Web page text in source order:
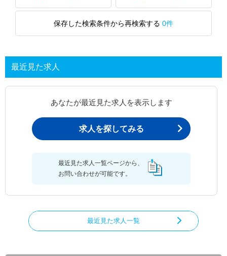
保存した検索条件から再検索する 0件
最近見た求人
あなたが最近見た求人を表示します
求人を探してみる
最近見た求人一覧ページから、
お問い合わせが可能です。
最近見た求人一覧